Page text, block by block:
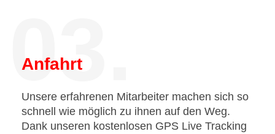
03.
Anfahrt
Unsere erfahrenen Mitarbeiter machen sich so
schnell wie möglich zu ihnen auf den Weg.
Dank unseren kostenlosen GPS Live Tracking